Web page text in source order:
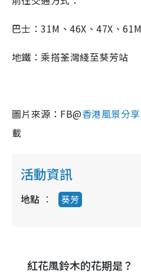
巴士：31M、46X、47X、
地鐵：乘搭荃灣綫至葵芳站
圖片來源：FB@香港風景分
載
活動資訊
地點 葵芳
紅花風鈴木的花期是？